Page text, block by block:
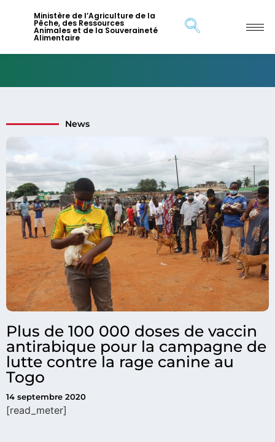
Ministère de l’Agriculture de la
Pêche, des Ressources
Animales et de la Souveraineté
Alimentaire
Plus de 100 000 doses de vaccin
antirabique pour la campagne de
lutte contre la rage canine au
Togo
14 septembre 2020
[read_meter]
News